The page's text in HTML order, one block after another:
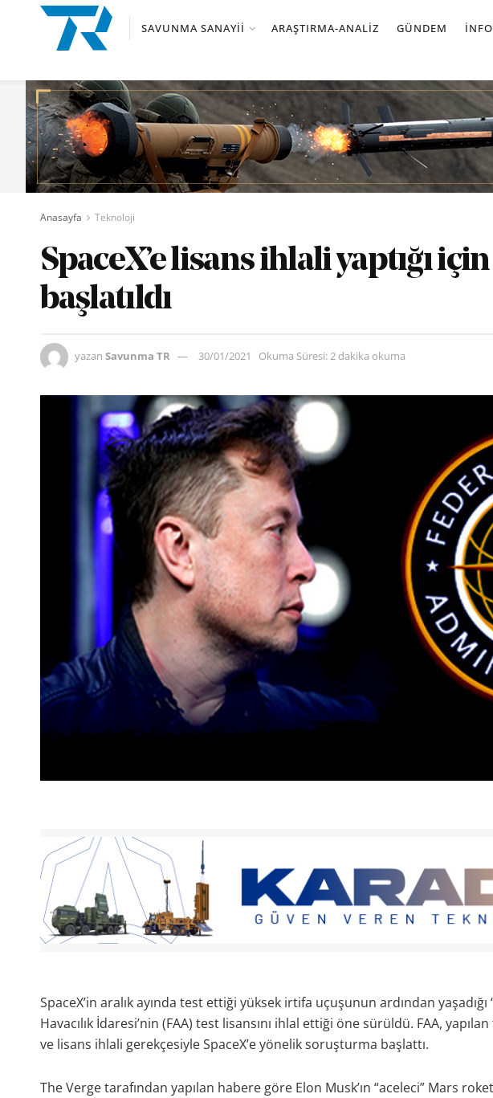
SAVUNMA SANAYII ARAŞTIRMA-ANALIZ GÜNDEM
Anasayfa Teknoloji
SpaceX’e lisans ihlali yaptığı
başlatıldı
yazan Savunma TR 30/01/2021 Okuma Süresi: 2 dakika okuma
SpaceX’in aralık ayında test ettiği yüksek irtifa uçuşunun ardından
Havacılık İdaresi’nin (FAA) test lisansını ihlal ettiği öne sürüldü. FAA,
ve lisans ihlali gerekçesiyle SpaceX’e yönelik soruşturma başlattı.
The Verge tarafından yapılan habere göre Elon Musk’ın “aceleci” Mars